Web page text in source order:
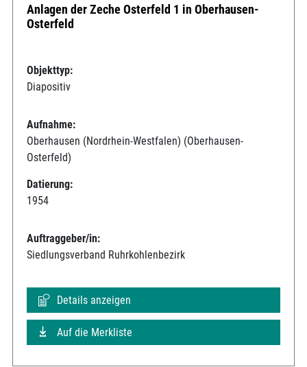
Anlagen der Zeche Osterfeld 1 in Oberhausen-
Osterfeld
Objekttyp:
Diapositiv
Aufnahme:
Oberhausen (Nordrhein-Westfalen) (Oberhausen-
Osterfeld)
Datierung:
1954
Auftraggeber/in:
Siedlungsverband Ruhrkohlenbezirk
Details anzeigen
Auf die Merkliste